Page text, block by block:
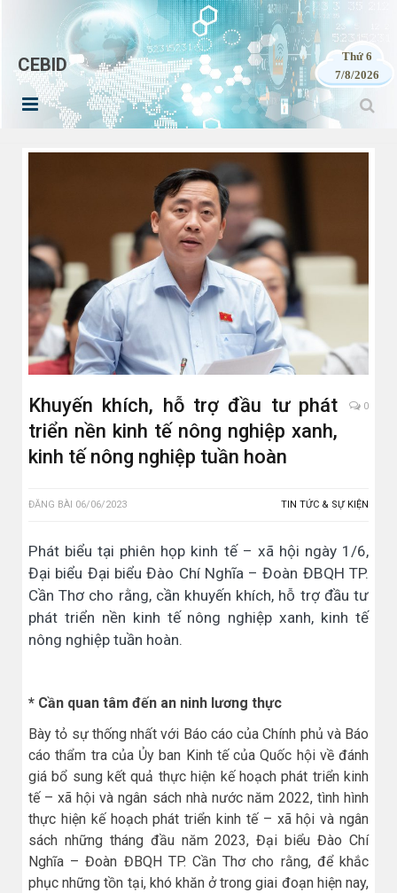
CEBID
Thứ 6
7/8/2026
Khuyến khích, hỗ trợ đầu tư phát
triển nền kinh tế nông nghiệp xanh,
kinh tế nông nghiệp tuần hoàn
0
ĐĂNG BÀI 06/06/2023 TIN TỨC & SỰ KIỆN
Phát biểu tại phiên họp kinh tế – xã hội ngày 1/6,
Đại biểu Đại biểu Đào Chí Nghĩa – Đoàn ĐBQH TP.
Cần Thơ cho rằng, cần khuyến khích, hỗ trợ đầu tư
phát triển nền kinh tế nông nghiệp xanh, kinh tế
nông nghiệp tuần hoàn.
* Cần quan tâm đến an ninh lương thực
Bày tỏ sự thống nhất với Báo cáo của Chính phủ và Báo
cáo thẩm tra của Ủy ban Kinh tế của Quốc hội về đánh
giá bổ sung kết quả thực hiện kế hoạch phát triển kinh
tế – xã hội và ngân sách nhà nước năm 2022, tình hình
thực hiện kế hoạch phát triển kinh tế – xã hội và ngân
sách những tháng đầu năm 2023, Đại biểu Đào Chí
Nghĩa – Đoàn ĐBQH TP. Cần Thơ cho rằng, để khắc
phục những tồn tại, khó khăn ở trong giai đoạn hiện nay,